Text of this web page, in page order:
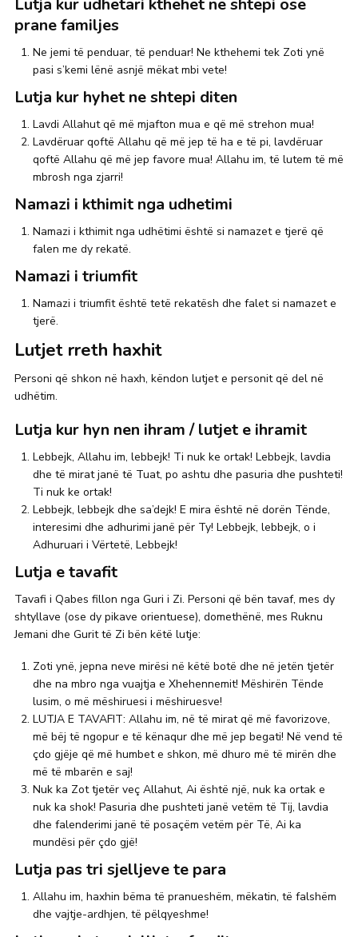
Lutja kur udhetari kthehet ne shtepi ose
prane familjes
Ne jemi të penduar, të penduar! Ne kthehemi tek Zoti ynë
pasi s’kemi lënë asnjë mëkat mbi vete!
Lutja kur hyhet ne shtepi diten
Lavdi Allahut që më mjafton mua e që më strehon mua!
Lavdëruar qoftë Allahu që më jep të ha e të pi, lavdëruar
qoftë Allahu që më jep favore mua! Allahu im, të lutem të më
mbrosh nga zjarri!
Namazi i kthimit nga udhetimi
Namazi i kthimit nga udhëtimi është si namazet e tjerë që
falen me dy rekatë.
Namazi i triumfit
Namazi i triumfit është tetë rekatësh dhe falet si namazet e
tjerë.
Lutjet rreth haxhit
Personi që shkon në haxh, këndon lutjet e personit që del në
udhëtim.
Lutja kur hyn nen ihram / lutjet e ihramit
Lebbejk, Allahu im, lebbejk! Ti nuk ke ortak! Lebbejk, lavdia
dhe të mirat janë të Tuat, po ashtu dhe pasuria dhe pushteti!
Ti nuk ke ortak!
Lebbejk, lebbejk dhe sa’dejk! E mira është në dorën Tënde,
interesimi dhe adhurimi janë për Ty! Lebbejk, lebbejk, o i
Adhuruari i Vërtetë, Lebbejk!
Lutja e tavafit
Tavafi i Qabes fillon nga Guri i Zi. Personi që bën tavaf, mes dy
shtyllave (ose dy pikave orientuese), domethënë, mes Ruknu
Jemani dhe Gurit të Zi bën këtë lutje:
Zoti ynë, jepna neve mirësi në këtë botë dhe në jetën tjetër
dhe na mbro nga vuajtja e Xhehennemit! Mëshirën Tënde
lusim, o më mëshiruesi i mëshiruesve!
LUTJA E TAVAFIT: Allahu im, në të mirat që më favorizove,
më bëj të ngopur e të kënaqur dhe më jep begati! Në vend të
çdo gjëje që më humbet e shkon, më dhuro më të mirën dhe
më të mbarën e saj!
Nuk ka Zot tjetër veç Allahut, Ai është një, nuk ka ortak e
nuk ka shok! Pasuria dhe pushteti janë vetëm të Tij, lavdia
dhe falenderimi janë të posaçëm vetëm për Të, Ai ka
mundësi për çdo gjë!
Lutja pas tri sjelljeve te para
Allahu im, haxhin bëma të pranueshëm, mëkatin, të falshëm
dhe vajtje-ardhjen, të pëlqyeshme!